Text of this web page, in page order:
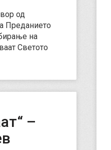
од
Преданието
на
Светото
–